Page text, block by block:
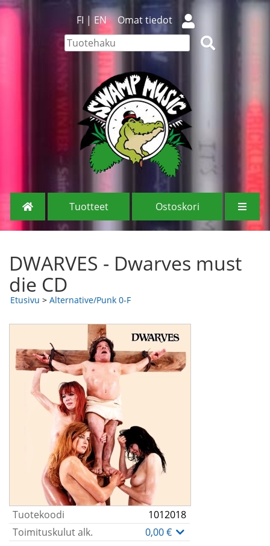
FI | EN Omat tiedot
Tuotteet Ostoskori
DWARVES - Dwarves must
die CD
Etusivu > Alternative/Punk 0-F
Tuotekoodi
1012018
Toimituskulut alk.
0,00 €